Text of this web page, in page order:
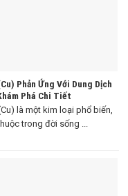
Phản Ứng Với Dung Dịch
Phá Chi Tiết
là một kim loại phổ biến,
trong đời sống ...